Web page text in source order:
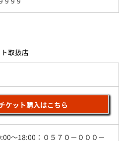
取扱店
ケット購入はこちら
～18:00：０５７０－０００－